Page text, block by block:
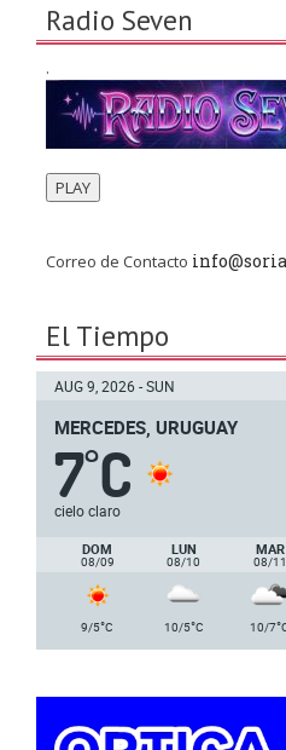
Radio Seven
.
PLAY
Correo de Contacto
El Tiempo
AUG 9, 2026 - SUN
MERCEDES, URUGUAY
7°C
cielo claro
DOM
08/09
LUN
08/10
MAR
08/11
9/5°C 10/5°C 10/7°